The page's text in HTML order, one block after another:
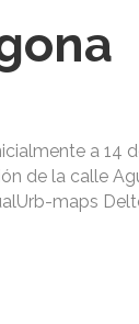
a 14
de la calle
maps